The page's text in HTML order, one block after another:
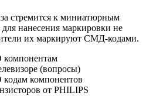
стремится к миниатюрным
нанесения маркировки не
их маркируют СМД-кодами.
компонентам
(вопросы)
компонентов
от PHILIPS